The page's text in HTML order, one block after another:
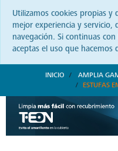
Utilizamos cookies propias y
mejor experiencia y servicio,
navegación. Si continuas
aceptas el uso que hacemos
INICIO
AMPLIA
ESTUFAS